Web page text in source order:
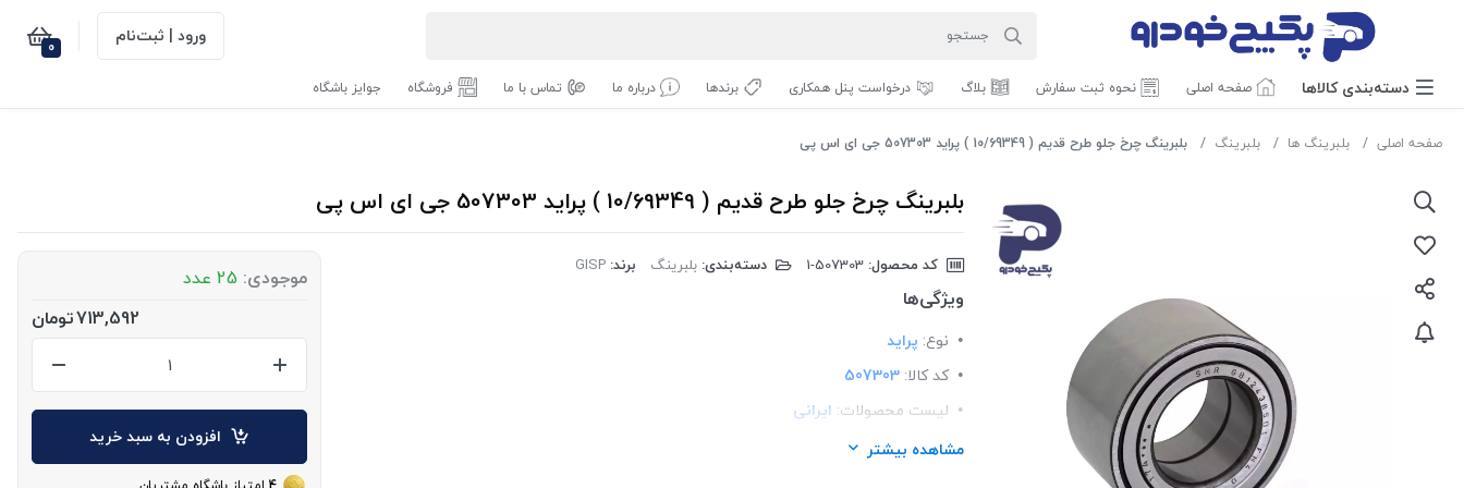
ورود | ثبت‌نام 0
دسته‌بندی‌ کالاها صفحه اصلی نحوه ثبت سفارش بلاگ درخواست پنل همکاری برندها درباره ما تماس با ما فروشگاه جوایز باشگاه
صفحه اصلی بلبرینگ ها بلبرینگ بلبرینگ چرخ جلو طرح قدیم ( 10/69349 ) پراید 507303 جی ای اس پی
بلبرینگ چرخ جلو طرح قدیم ( 10/69349 ) پراید 507303 جی ای اس پی
کد محصول: دسته‌بندی: بلبرینگ برند: GISP
ویژگی‌ها
نوع: پراید
کد کالا: 507303
لیست محصولات: ایرانی
برند:GISP
مشاهده بیشتر
موجودی: 25 عدد
713,592تومان
افزودن به سبد خرید